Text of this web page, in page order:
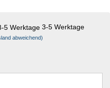
3-5 Werktage
abweichend)